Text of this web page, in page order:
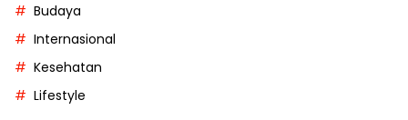
Budaya
Internasional
Kesehatan
Lifestyle